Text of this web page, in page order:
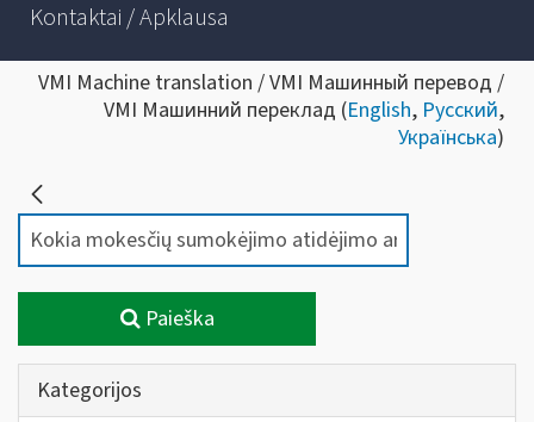
Kontaktai / Apklausa
VMI Machine translation / VMI Машинный перевод /
VMI Машинний переклад (English, Русский,
Українська)
Paieška
Kategorijos